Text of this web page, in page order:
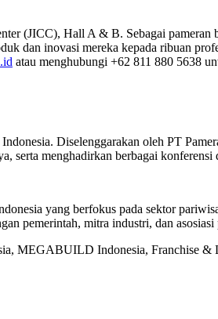
(JICC), Hall A & B. Sebagai pameran
dan inovasi mereka kepada ribuan
atau menghubungi +62 811 880 5638
Diselenggarakan oleh PT
serta menghadirkan berbagai konferensi
yang berfokus pada sektor
pemerintah, mitra industri, dan asosiasi
MEGABUILD Indonesia, Franchise